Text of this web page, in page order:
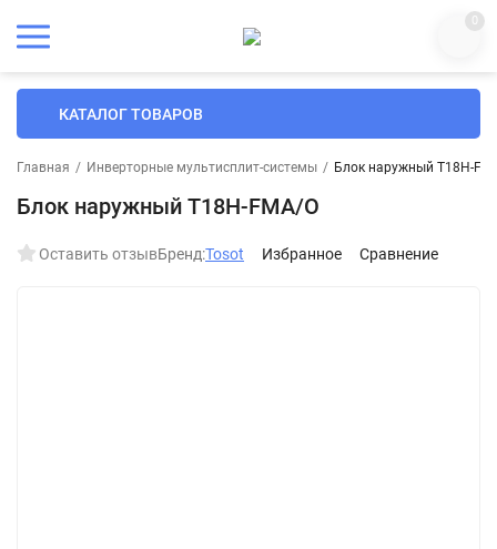
0
КАТАЛОГ ТОВАРОВ
Главная / Инверторные мультисплит-системы / Блок наружный T18H-
Блок наружный T18H-FMA/O
Оставить отзывБренд:Tosot Избранное Сравнение